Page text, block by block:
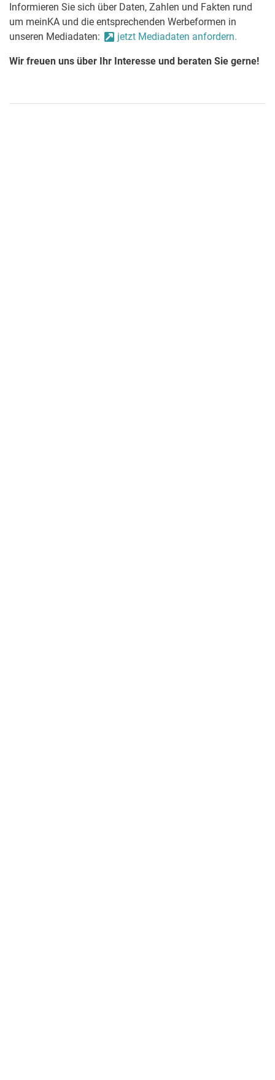
Informieren Sie sich über Daten, Zahlen und Fakten rund
um meinKA und die entsprechenden Werbeformen in
unseren Mediadaten:
jetzt Mediadaten anfordern.
Wir freuen uns über Ihr Interesse und beraten Sie gerne!